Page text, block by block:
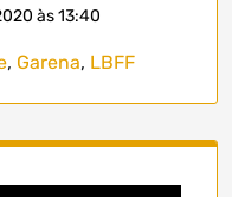
às 13:40
, Garena, LBFF